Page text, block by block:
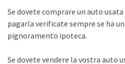
Se dovete comprare un auto
pagarla verificate sempre se ha
pignoramento ipoteca.
Se dovete vendere la vostra auto